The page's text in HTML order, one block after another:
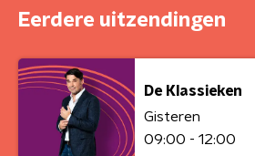
Eerdere uitzendingen
De Klassieken
Gisteren
09:00 - 12:00